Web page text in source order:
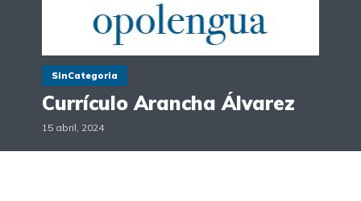
SinCategoria
Currículo Arancha Álvarez
15 abril, 2024